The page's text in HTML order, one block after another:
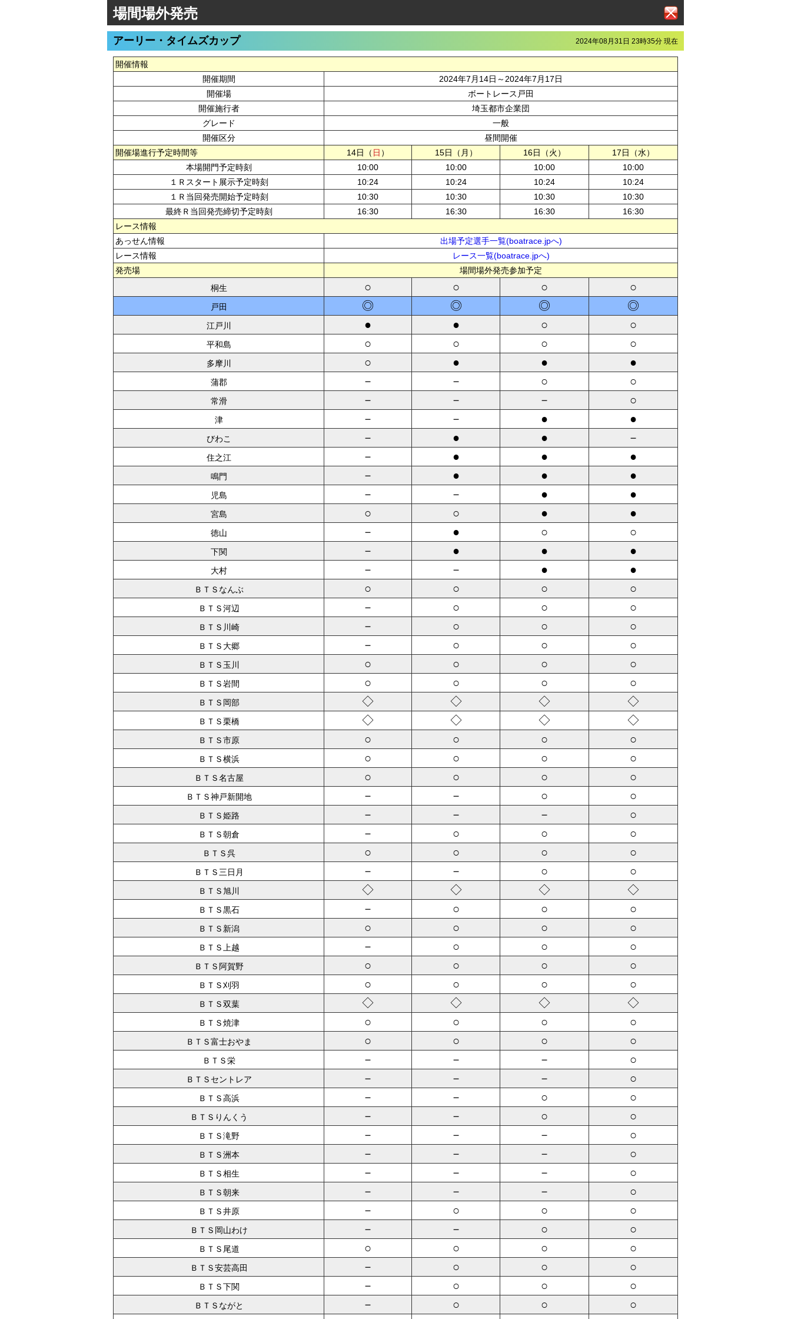
場間場外発売
2024年08月31日 23時35分 現在
アーリー・タイムズカップ
開催情報
開催期間
2024年7月14日～2024年7月17日
開催場
ボートレース戸田
開催施行者
埼玉都市企業団
グレード
一般
開催区分
昼間開催
開催場進行予定時間等
14日（ 日 ） 15日（月） 16日（火）
17日（水）
本場開門予定時刻
10:00 10:00 10:00
10:00
１Ｒスタート展示予定時刻
10:24 10:24 10:24
10:24
１Ｒ当回発売開始予定時刻
10:30 10:30 10:30
10:30
最終Ｒ当回発売締切予定時刻
16:30 16:30 16:30
16:30
レース情報
あっせん情報
出場予定選手一覧(boatrace.jpへ)
レース情報
レース一覧(boatrace.jpへ)
発売場
場間場外発売参加予定
桐生
○ ○ ○ ○
戸田 ◎ ◎ ◎ ◎
江戸川 ● ● ○ ○
平和島 ○ ○ ○ ○
多摩川 ○ ● ● ●
蒲郡 － － ○ ○
常滑 － － － ○
津 － － ● ●
びわこ － ● ● －
住之江 － ● ● ●
鳴門 － ● ● ●
児島 － － ● ●
宮島 ○ ○ ● ●
徳山 － ● ○ ○
下関 － ● ● ●
大村 － － ● ●
ＢＴＳなんぶ ○ ○ ○ ○
ＢＴＳ河辺 － ○ ○ ○
ＢＴＳ川崎 － ○ ○ ○
ＢＴＳ大郷 － ○ ○ ○
ＢＴＳ玉川 ○ ○ ○ ○
ＢＴＳ岩間 ○ ○ ○ ○
ＢＴＳ岡部 ◇ ◇ ◇ ◇
ＢＴＳ栗橋 ◇ ◇ ◇ ◇
ＢＴＳ市原 ○ ○ ○ ○
ＢＴＳ横浜 ○ ○ ○ ○
ＢＴＳ名古屋 ○ ○ ○ ○
ＢＴＳ神戸新開地 － － ○ ○
ＢＴＳ姫路 － － － ○
ＢＴＳ朝倉 － ○ ○ ○
ＢＴＳ呉 ○ ○ ○ ○
ＢＴＳ三日月 － － ○ ○
ＢＴＳ旭川 ◇ ◇ ◇ ◇
ＢＴＳ黒石 － ○ ○ ○
ＢＴＳ新潟 ○ ○ ○ ○
ＢＴＳ上越 － ○ ○ ○
ＢＴＳ阿賀野 ○ ○ ○ ○
ＢＴＳ刈羽 ○ ○ ○ ○
ＢＴＳ双葉 ◇ ◇ ◇ ◇
ＢＴＳ焼津 ○ ○ ○ ○
ＢＴＳ富士おやま ○ ○ ○ ○
ＢＴＳ栄 － － － ○
ＢＴＳセントレア － － － ○
ＢＴＳ高浜 － － ○ ○
ＢＴＳりんくう － － ○ ○
ＢＴＳ滝野 － － － ○
ＢＴＳ洲本 － － － ○
ＢＴＳ相生 － － － ○
ＢＴＳ朝来 － － － ○
ＢＴＳ井原 － ○ ○ ○
ＢＴＳ岡山わけ － － ○ ○
ＢＴＳ尾道 ○ ○ ○ ○
ＢＴＳ安芸高田 － ○ ○ ○
ＢＴＳ下関 － ○ ○ ○
ＢＴＳながと － ○ ○
○